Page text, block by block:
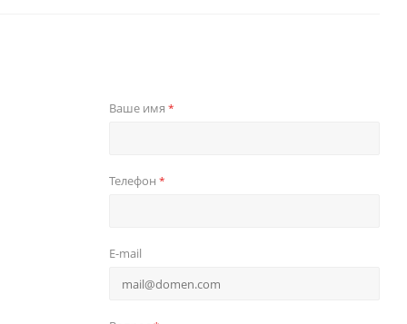
Ваше имя *
Телефон *
E-mail